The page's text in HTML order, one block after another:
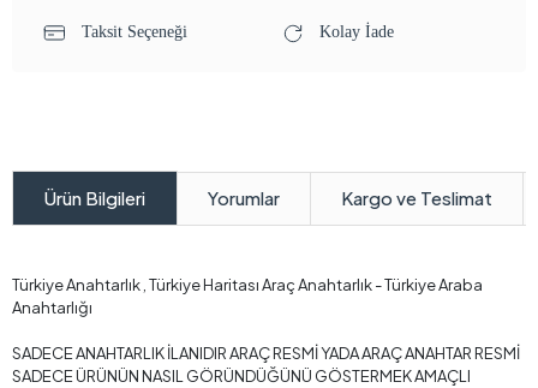
Taksit Seçeneği Kolay İade
Ürün Bilgileri Yorumlar Kargo ve Teslimat
Türkiye Anahtarlık , Türkiye Haritası Araç Anahtarlık - Türkiye Araba
Anahtarlığı
SADECE ANAHTARLIK İLANIDIR ARAÇ RESMİ YADA ARAÇ ANAHTAR RESMİ
SADECE ÜRÜNÜN NASIL GÖRÜNDÜĞÜNÜ GÖSTERMEK AMAÇLI